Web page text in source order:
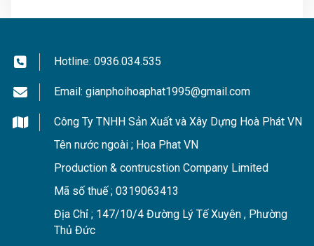
với các loại vách ngăn cố định. Tối ưu diện tích hơn so
với các loại vách ngăn di động khác.
Vách ngăn rất dễ sử dụng, kéo mở đơn giản. Rèm có
thể
chia 1 cánh, 2 cánh hoặc chia cánh linh
động tùy theo nhu cầu sử dụng và khu vực lắp đặt.
Hotline: 0936.034.535
Email: gianphoihoaphat1995@gmail.com
Công Ty TNHH Sản Xuất và Xây Dựng Hoà Phát VN
Tên nước ngoài ; Hoa Phat VN
Production & contrucstion Company Limited
Mã số thuế ; 0319063413
Địa Chỉ ; 147/10/4 Đường Lý Tế Xuyên , Phường
Thủ Đức